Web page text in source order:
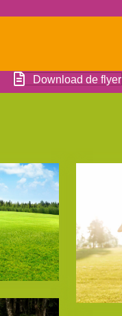
Download de flyer